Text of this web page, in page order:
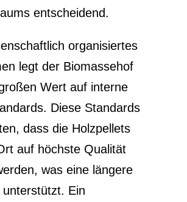
entscheidend.
organisiertes
legt der Biomassehof
Wert auf interne
Diese Standards
dass die Holzpellets
auf höchste Qualität
was eine längere
Ein